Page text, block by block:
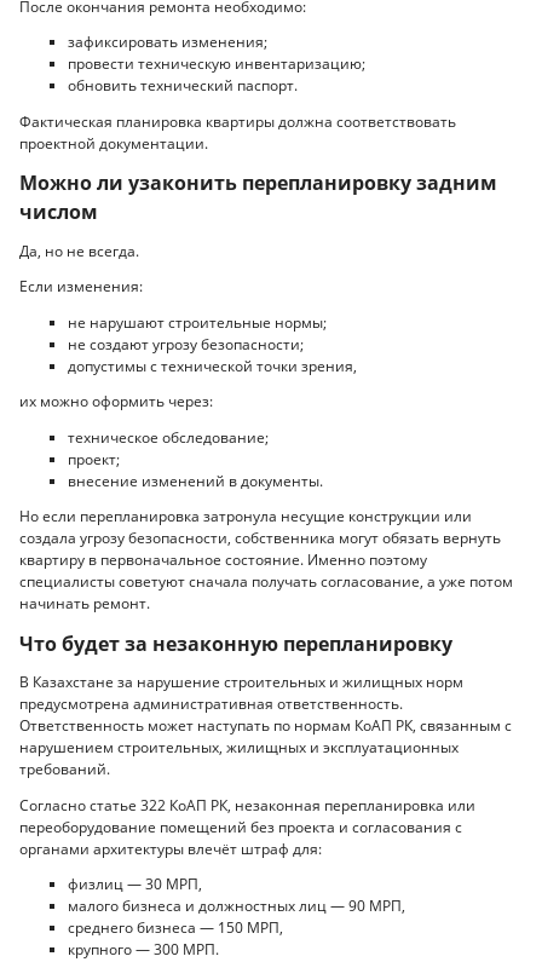
После окончания ремонта необходимо:
зафиксировать изменения;
провести техническую инвентаризацию;
обновить технический паспорт.
Фактическая планировка квартиры должна соответствовать
проектной документации.
Можно ли узаконить перепланировку задним
числом
Да, но не всегда.
Если изменения:
не нарушают строительные нормы;
не создают угрозу безопасности;
допустимы с технической точки зрения,
их можно оформить через:
техническое обследование;
проект;
внесение изменений в документы.
Но если перепланировка затронула несущие конструкции или
создала угрозу безопасности, собственника могут обязать вернуть
квартиру в первоначальное состояние. Именно поэтому
специалисты советуют сначала получать согласование, а уже потом
начинать ремонт.
Что будет за незаконную перепланировку
В Казахстане за нарушение строительных и жилищных норм
предусмотрена административная ответственность.
Ответственность может наступать по нормам КоАП РК, связанным с
нарушением строительных, жилищных и эксплуатационных
требований.
Согласно статье 322 КоАП РК, незаконная перепланировка или
переоборудование помещений без проекта и согласования с
органами архитектуры влечёт штраф для:
физлиц — 30 МРП,
малого бизнеса и должностных лиц — 90 МРП,
среднего бизнеса — 150 МРП,
крупного — 300 МРП.